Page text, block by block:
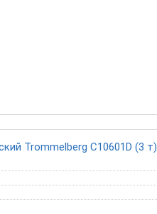
Trommelberg C10601D (3 т)